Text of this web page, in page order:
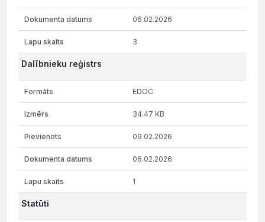
06.02.2026
3
Dalībnieku reģistrs
EDOC
34.47 KB
09.02.2026
06.02.2026
1
Statūti